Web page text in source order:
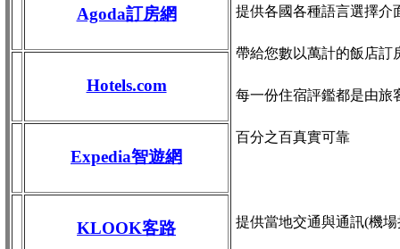
Agoda訂房網 提供各國各種語言選擇介
帶給您數以萬計的飯店訂
每一份住宿評鑑都是由旅
百分之百真實可靠
提供當地交通與通訊(機
Hotels.com
Expedia智遊網
KLOOK客路